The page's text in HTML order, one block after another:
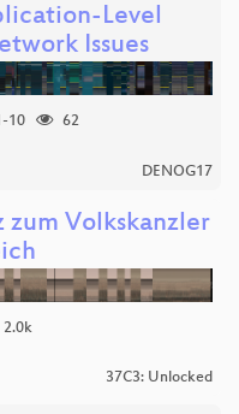
Level
Issues
10
62
DENOG17
zum Volkskanzler
2.0k
37C3: Unlocked